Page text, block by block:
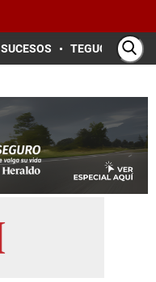
SUCESOS TEGUCIGALPA